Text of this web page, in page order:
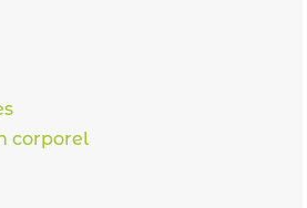
corporel